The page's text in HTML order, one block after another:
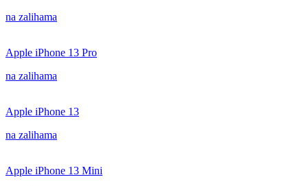
na zalihama
Apple iPhone 13 Pro
na zalihama
Apple iPhone 13
na zalihama
Apple iPhone 13 Mini